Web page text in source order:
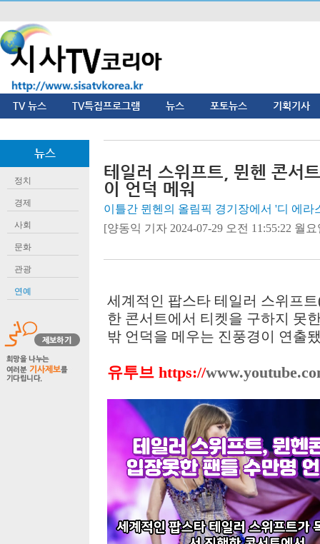
TV 뉴스 TV특집프로그램 뉴스 포토뉴스 기획기사
뉴스
정치
경제
사회
문화
관광
연예
테일러 스위프트, 뮌헨 콘서
이 언덕 메워
이틀간 뮌헨의 올림픽 경기장에서 '디 에라
[양동익 기자 2024-07-29 오전 11:55:22 월요
세계적인 팝스타 테일러 스위프
한 콘서트에서 티켓을 구하지 못
밖 언덕을 메우는 진풍경이 연출
유투브 https://